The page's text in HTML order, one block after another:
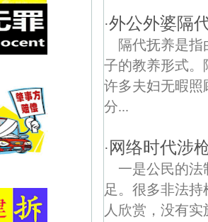
·外公外婆隔
隔代抚养是
子的教养形式。
许多夫妇无暇照
分...
· 网络时代涉
一是公民的
足。很多非法
人欣赏，没有